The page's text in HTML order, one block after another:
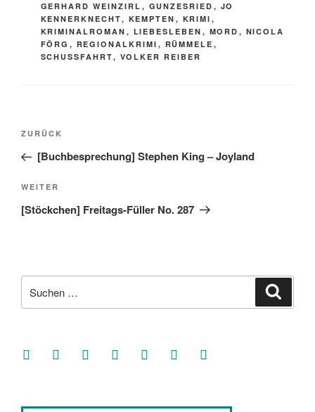
GERHARD WEINZIRL , GUNZESRIED , JO
KENNERKNECHT, KEMPTEN , KRIMI ,
KRIMINALROMAN , LIEBESLEBEN , MORD , NICOLA
FÖRG , REGIONALKRIMI , RÜMMELE ,
SCHUSSFAHRT, VOLKER REIBER
Beitragsnavigation
Vorheriger
Beitrag
ZURÜCK
[Buchbesprechung] Stephen King – Joyland
Nächster
Beitrag
WEITER
[Stöckchen] Freitags-Füller No. 287
nach:
facebooksoundcloud
twitter mastodoninstagramthreads goodreads